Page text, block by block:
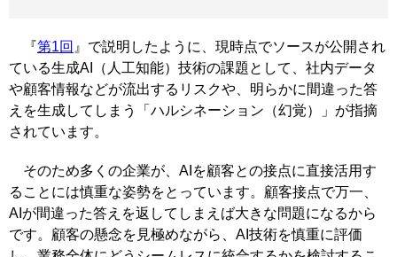
『第1回 』で説明したように、現時点でソースが公開され
ている生成AI（人工知能）技術の課題として、社内データ
や顧客情報などが流出するリスクや、明らかに間違った答
えを生成してしまう「ハルシネーション（幻覚）」が指摘
されています。
そのため多くの企業が、AIを顧客との接点に直接活用す
ることには慎重な姿勢をとっています。顧客接点で万一、
AIが間違った答えを返してしまえば大きな問題になるから
です。顧客の懸念を見極めながら、AI技術を慎重に評価